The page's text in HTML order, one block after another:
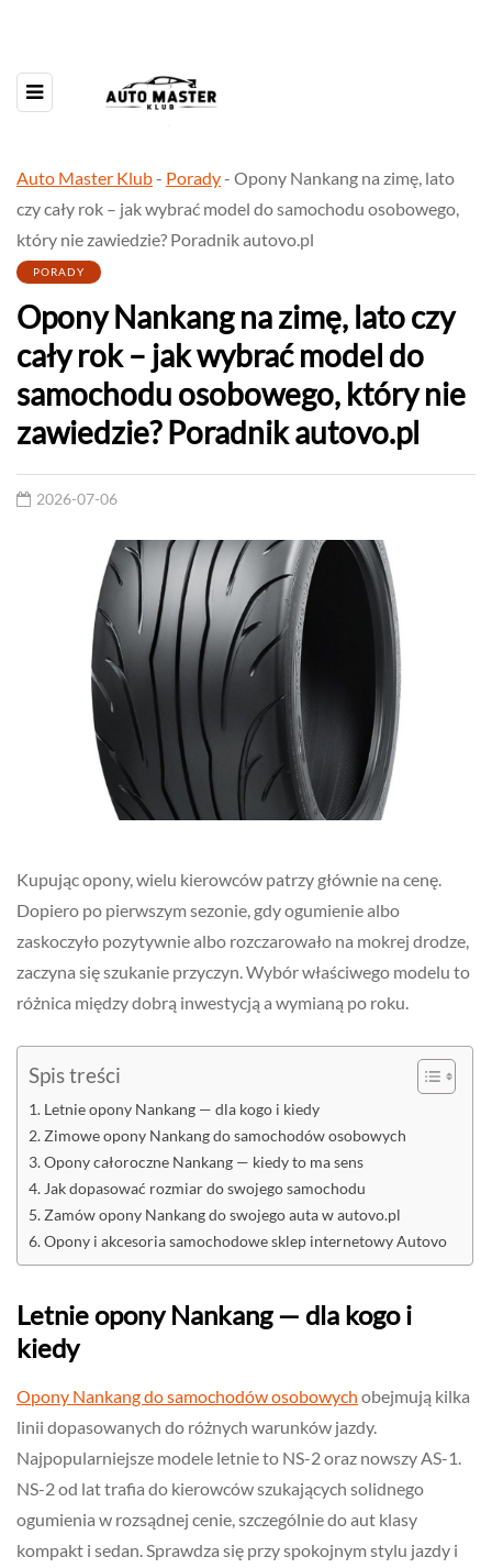
Auto Master Klub- Porady- Opony Nankang na zimę, lato
czy cały rok – jak wybrać model do samochodu osobowego,
który nie zawiedzie? Poradnik autovo.pl
PORADY
Opony Nankang na zimę, lato czy
cały rok – jak wybrać model do
samochodu osobowego, który nie
zawiedzie? Poradnik autovo.pl
2026-07-06
Kupując opony, wielu kierowców patrzy głównie na cenę.
Dopiero po pierwszym sezonie, gdy ogumienie albo
zaskoczyło pozytywnie albo rozczarowało na mokrej drodze,
zaczyna się szukanie przyczyn. Wybór właściwego modelu to
różnica między dobrą inwestycją a wymianą po roku.
Spis treści
Letnie opony Nankang — dla kogo i kiedy
Zimowe opony Nankang do samochodów osobowych
Opony całoroczne Nankang — kiedy to ma sens
Jak dopasować rozmiar do swojego samochodu
Zamów opony Nankang do swojego auta w autovo.pl
Opony i akcesoria samochodowe sklep internetowy Autovo
Letnie opony Nankang — dla kogo i
kiedy
Opony Nankang do samochodów osobowych obejmują kilka
linii dopasowanych do różnych warunków jazdy.
Najpopularniejsze modele letnie to NS-2 oraz nowszy AS-1.
NS-2 od lat trafia do kierowców szukających solidnego
ogumienia w rozsądnej cenie, szczególnie do aut klasy
kompakt i sedan. Sprawdza się przy spokojnym stylu jazdy i